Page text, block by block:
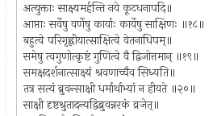
अत्युक्ताः साक्ष्यमर्हन्ति नये कूटधनापदि॥
आप्ताः सर्वेषु वर्णेषु कार्याः कार्येषु साक्षिणः ॥१८॥
बहुत्वे परिगृह्णीयात्साक्षित्वे वेतनाधिपम्॥
समेषु त्वगुणोत्कृष्टं गुणित्वे वै द्विजोत्तमान् ॥१९॥
समक्षदर्शनात्साक्ष्यं श्रवणाच्चैव सिध्यति॥
तत्र सत्यं ब्रुवन्साक्षी धर्मार्थाभ्यां न हीयते ॥२०॥
साक्षी दृष्टश्रुतादन्यद्विब्रुवन्नरकं व्रजेत्॥